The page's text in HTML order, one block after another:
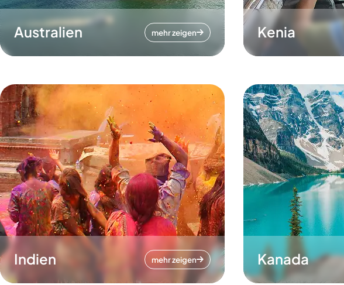
Australien mehr zeigen Kenia
Indien mehr zeigen Kanada